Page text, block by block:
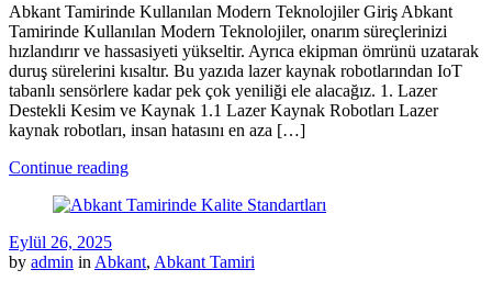
Abkant Tamirinde Kullanılan Modern Teknolojiler Giriş Abkant
Tamirinde Kullanılan Modern Teknolojiler, onarım süreçlerinizi
hızlandırır ve hassasiyeti yükseltir. Ayrıca ekipman ömrünü uzatarak
duruş sürelerini kısaltır. Bu yazıda lazer kaynak robotlarından IoT
tabanlı sensörlere kadar pek çok yeniliği ele alacağız. 1. Lazer
Destekli Kesim ve Kaynak 1.1 Lazer Kaynak Robotları Lazer
kaynak robotları, insan hatasını en aza […]
Continue reading
Eylül 26, 2025
by admin in Abkant, Abkant Tamiri